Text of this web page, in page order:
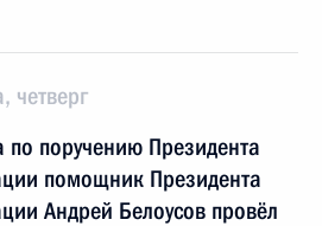
четверг
поручению Президента
помощник Президента
Андрей Белоусов провёл